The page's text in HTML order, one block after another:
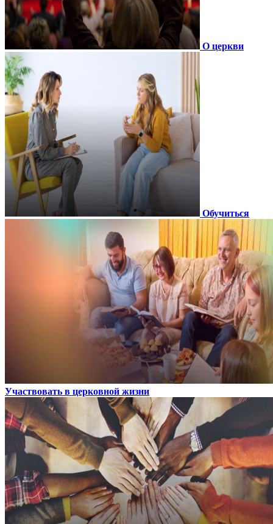
О церкви
Обучиться
Участвовать в церковной жизни